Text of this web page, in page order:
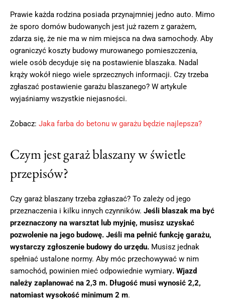
Prawie każda rodzina posiada przynajmniej jedno auto. Mimo
że sporo domów budowanych jest już razem z garażem,
zdarza się, że nie ma w nim miejsca na dwa samochody. Aby
ograniczyć koszty budowy murowanego pomieszczenia,
wiele osób decyduje się na postawienie blaszaka. Nadal
krąży wokół niego wiele sprzecznych informacji. Czy trzeba
zgłaszać postawienie garażu blaszanego? W artykule
wyjaśniamy wszystkie niejasności.
Zobacz: Jaka farba do betonu w garażu będzie najlepsza?
Czym jest garaż blaszany w świetle
przepisów?
Czy garaż blaszany trzeba zgłaszać? To zależy od jego
przeznaczenia i kilku innych czynników. Jeśli blaszak ma być
przeznaczony na warsztat lub myjnię, musisz uzyskać
pozwolenie na jego budowę. Jeśli ma pełnić funkcję garażu,
wystarczy zgłoszenie budowy do urzędu. Musisz jednak
spełniać ustalone normy. Aby móc przechowywać w nim
samochód, powinien mieć odpowiednie wymiary. Wjazd
należy zaplanować na 2,3 m. Długość musi wynosić 2,2,
natomiast wysokość minimum 2 m.